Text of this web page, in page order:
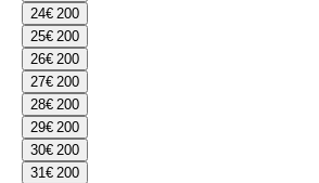
24€ 200
25€ 200
26€ 200
27€ 200
28€ 200
29€ 200
30€ 200
31€ 200